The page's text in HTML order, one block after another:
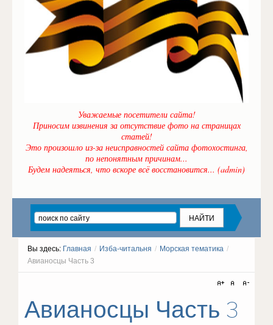
Уважаемые посетители сайта!
Приносим извинения за отсутствие фото на страницах
статей!
Это произошло из-за неисправностей сайта фотохостинга,
по непонятным причинам...
Будем надеяться, что вскоре всё восстановится... (admin)
Вы здесь: Главная / Изба-читальня / Морская тематика /
Авианосцы Часть 3
Авианосцы Часть 3